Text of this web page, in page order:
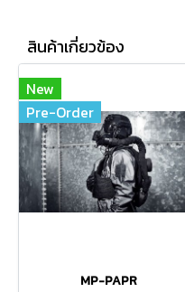
สินค้าเกี่ยวข้อง
New
Pre-Order
MP-PAPR